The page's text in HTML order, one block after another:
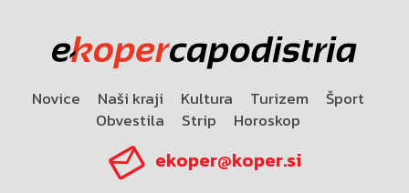
Novice Naši kraji Kultura Turizem
Šport
Obvestila
Strip Horoskop
ekoper@koper.si